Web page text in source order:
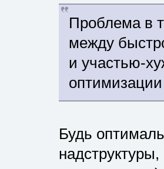
Проблема в
между
и участью-
Будь